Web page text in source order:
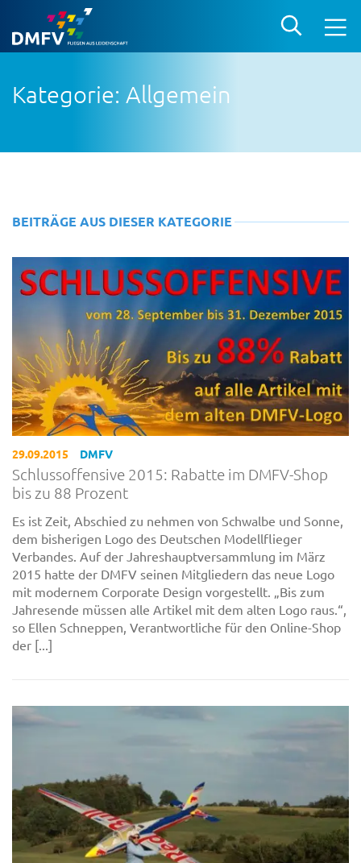
Kategorie: Allgemein
BEITRÄGE AUS DIESER KATEGORIE
29.09.2015 DMFV
Schlussoffensive 2015: Rabatte im DMFV-Shop
bis zu 88 Prozent
Es ist Zeit, Abschied zu nehmen von Schwalbe und Sonne,
dem bisherigen Logo des Deutschen Modellflieger
Verbandes. Auf der Jahreshauptversammlung im März
2015 hatte der DMFV seinen Mitgliedern das neue Logo
mit modernem Corporate Design vorgestellt. „Bis zum
Jahresende müssen alle Artikel mit dem alten Logo raus.“,
so Ellen Schneppen, Verantwortliche für den Online-Shop
der [...]